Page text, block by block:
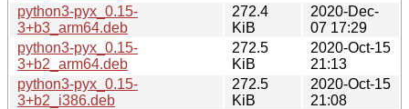
python3-pyx_0.15-
3+b3_arm64.deb
272.4
KiB
2020-Dec-
07 17:29
python3-pyx_0.15-
3+b2_arm64.deb
272.5
KiB
2020-Oct-15
21:13
python3-pyx_0.15-
3+b2_i386.deb
272.5
KiB
2020-Oct-15
21:08